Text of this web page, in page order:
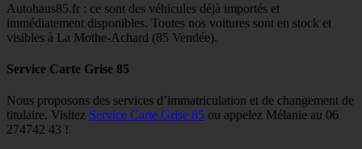
Autohaus85.fr : ce sont des véhicules déjà importés et
immédiatement disponibles. Toutes nos voitures sont en stock et
visibles à La Mothe-Achard (85 Vendée).
Service Carte Grise 85
Nous proposons des services d’immatriculation et de changement de
titulaire. Visitez Service Carte Grise 85 ou appelez Mélanie au 06
274742 43 !